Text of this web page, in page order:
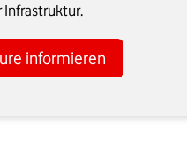
Infrastruktur.
informieren